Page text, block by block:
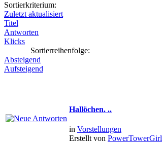
Sortierkriterium:
Zuletzt aktualisiert
Titel
Antworten
Klicks
Sortierreihenfolge:
Absteigend
Aufsteigend
Hallöchen. ..
in Vorstellungen
Erstellt von PowerTowerGirl